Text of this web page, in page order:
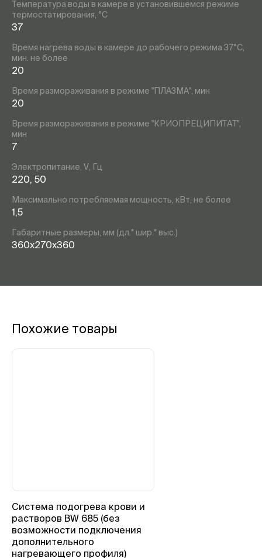
Температура воды в камере в установившемся режиме
термостатирования, °С
37
Время нагрева воды в камере до рабочего режима 37°С,
мин. не более
20
Время размораживания в режиме "ПЛАЗМА", мин
20
Время размораживания в режиме "КРИОПРЕЦИПИТАТ",
мин
7
Электропитание, V, Гц
220, 50
Максимально потребляемая мощность, кВт, не более
1,5
Габаритные размеры, мм (дл.* шир.* выс.)
360х270х360
Похожие товары
Система подогрева крови и
растворов BW 685 (без
возможности подключения
дополнительного
нагревающего профиля)